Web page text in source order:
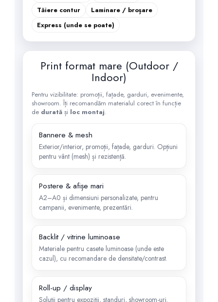
Tăiere contur
Laminare / broșare
Express (unde se poate)
Print format mare (Outdoor /
Indoor)
Pentru vizibilitate: promoții, fațade, garduri, evenimente,
showroom. Îți recomandăm materialul corect în funcție
de durată și loc montaj.
Bannere & mesh
Exterior/interior, promoții, fațade, garduri. Opțiuni
pentru vânt (mesh) și rezistență.
Postere & afișe mari
A2–A0 și dimensiuni personalizate, pentru
campanii, evenimente, prezentări.
Backlit / vitrine luminoase
Materiale pentru casete luminoase (unde este
cazul), cu recomandare de densitate/contrast.
Roll-up / display
Soluții pentru expoziții, standuri, showroom-uri.